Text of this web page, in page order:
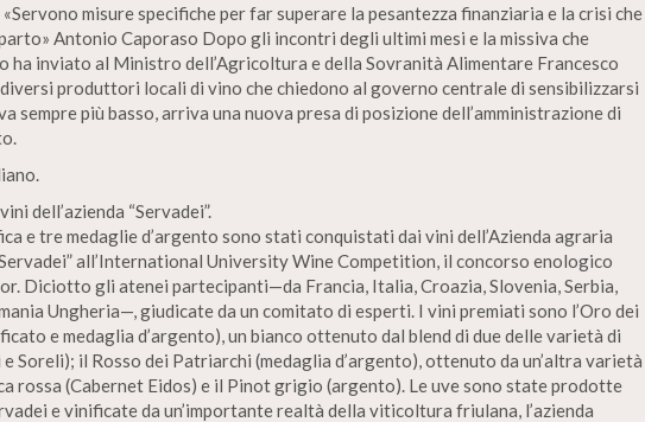
misure specifiche per far superare la pesantezza finanziaria e la crisi che
Antonio Caporaso Dopo gli incontri degli ultimi mesi e la missiva che
ha inviato al Ministro dell’Agricoltura e della Sovranità Alimentare Francesco
produttori locali di vino che chiedono al governo centrale di sensibilizzarsi
sempre più basso, arriva una nuova presa di posizione dell’amministrazione di
dell’azienda “Servadei”.
e tre medaglie d’argento sono stati conquistati dai vini dell’Azienda agraria
all’International University Wine Competition, il concorso enologico
Diciotto gli atenei partecipanti—da Francia, Italia, Croazia, Slovenia, Serbia,
Ungheria—, giudicate da un comitato di esperti. I vini premiati sono l’Oro dei
e medaglia d’argento), un bianco ottenuto dal blend di due delle varietà di
Soreli); il Rosso dei Patriarchi (medaglia d’argento), ottenuto da un’altra varietà
rossa (Cabernet Eidos) e il Pinot grigio (argento). Le uve sono state prodotte
e vinificate da un’importante realtà della viticoltura friulana, l’azienda